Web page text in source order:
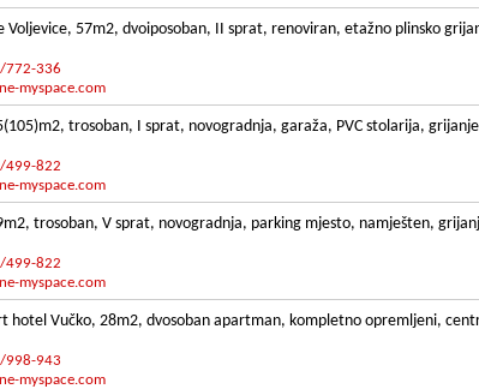
Voljevice, 57m2, dvoiposoban, II sprat, renoviran, etažno plinsko
772-336
myspace.com
trosoban, I sprat, novogradnja, garaža, PVC stolarija,
499-822
myspace.com
trosoban, V sprat, novogradnja, parking mjesto, namješten,
499-822
myspace.com
hotel Vučko, 28m2, dvosoban apartman, kompletno opremljeni,
998-943
myspace.com